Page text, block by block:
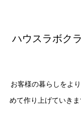
ハウスラボク
お客様の暮らしをよ
めて作り上げていきま